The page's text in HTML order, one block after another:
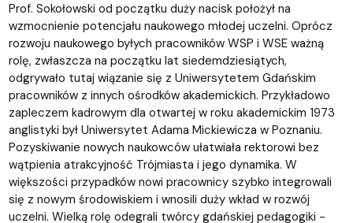
Prof. Sokołowski od początku duży nacisk położył na
wzmocnienie potencjału naukowego młodej uczelni. Oprócz
rozwoju naukowego byłych pracowników WSP i WSE ważną
rolę, zwłaszcza na początku lat siedemdziesiątych,
odgrywało tutaj wiązanie się z Uniwersytetem Gdańskim
pracowników z innych ośrodków akademickich. Przykładowo
zapleczem kadrowym dla otwartej w roku akademickim 1973
anglistyki był Uniwersytet Adama Mickiewicza w Poznaniu.
Pozyskiwanie nowych naukowców ułatwiała rektorowi bez
wątpienia atrakcyjność Trójmiasta i jego dynamika. W
większości przypadków nowi pracownicy szybko integrowali
się z nowym środowiskiem i wnosili duży wkład w rozwój
uczelni. Wielką rolę odegrali twórcy gdańskiej pedagogiki -